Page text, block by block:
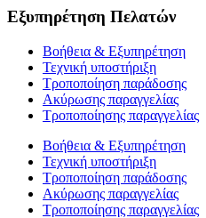
Εξυπηρέτηση Πελατών
Βοήθεια & Εξυπηρέτηση
Τεχνική υποστήριξη
Τροποποίηση παράδοσης
Ακύρωσης παραγγελίας
Τροποποίησης παραγγελίας
Βοήθεια & Εξυπηρέτηση
Τεχνική υποστήριξη
Τροποποίηση παράδοσης
Ακύρωσης παραγγελίας
Τροποποίησης παραγγελίας